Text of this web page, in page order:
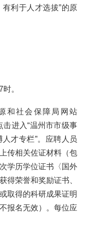
有利于人才选拔”的原
。
和社会保障局网站
击进入“温州市市级事
才专栏”。应聘人员
传相关佐证材料（包
学历学位证书〈国外
得荣誉和奖励证书、
取得的科研成果证明
报名无效）。每位应